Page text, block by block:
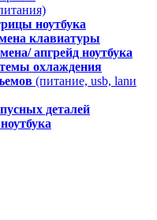
ноутбука
клавиатуры
апгрейд ноутбука
охлаждения
(питание, usb, lanи
деталей